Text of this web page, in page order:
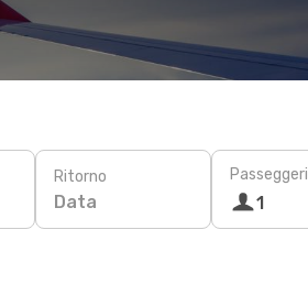
Ritorno
Data
Passeggeri
1